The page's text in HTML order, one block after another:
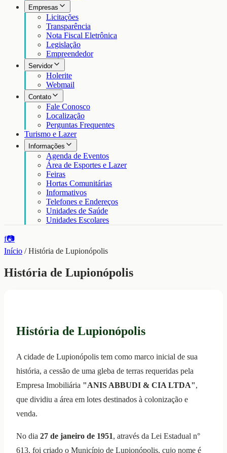
Empresas
Licitações
Transparência
Nota Fiscal Eletrônica
Legislação
Empreendedor
Servidor
Holerite
Webmail
Contato
Fale Conosco
Localização
Perguntas Frequentes
Turismo e Lazer
Informações
Agenda de Eventos
Área de Esportes e Lazer
Feiras
Hortas Comunitárias
Informativos
Telefones e Endereços
Unidades de Saúde
Unidades Escolares
f📷
Início /História de Lupionópolis
História de Lupionópolis
História de Lupionópolis
A cidade de Lupionópolis tem como marco inicial de sua
história, a cessão de uma gleba de terras requeridas pela
Empresa Imobiliária "ANIS ABBUDI & CIA LTDA",
que dividiu a área em lotes destinados à colonização e
venda.
No dia 27 de janeiro de 1951, através da Lei Estadual n°
613, foi criado o Município de Lupionópolis, cujo nome é